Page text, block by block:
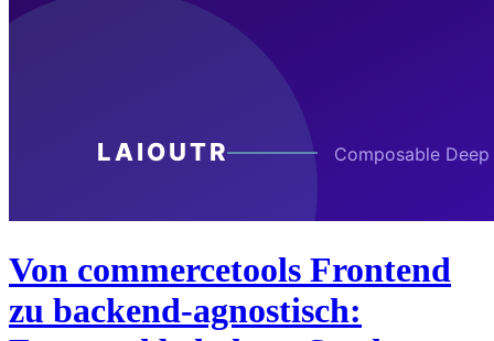
Von commercetools Frontend
zu backend-agnostisch: